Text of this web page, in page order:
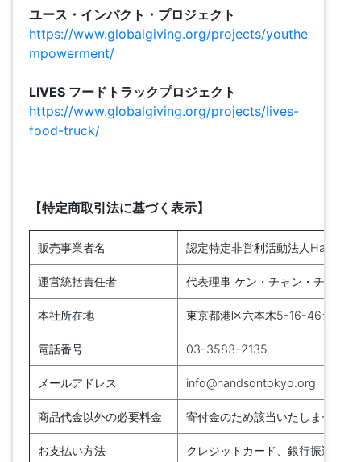
ユース・インパクト・プロジェクト
https://www.globalgiving.org/projects/youthe
mpowerment/
LIVES フードトラックプロジェクト
https://www.globalgiving.org/projects/lives-
food-truck/
【特定商取引法に基づく表示】
販売事業者名 認定特定非営利活動法人Hands
運営統括責任者 代表理事 ケン・チャン・チエン
本社所在地 東京都港区六本木5-16-46ガーデ
電話番号 03-3583-2135
メールアドレス info@handsontokyo.org
商品代金以外の必要料金 寄付金のため該当いたしません
お支払い方法 クレジットカード、銀行振込